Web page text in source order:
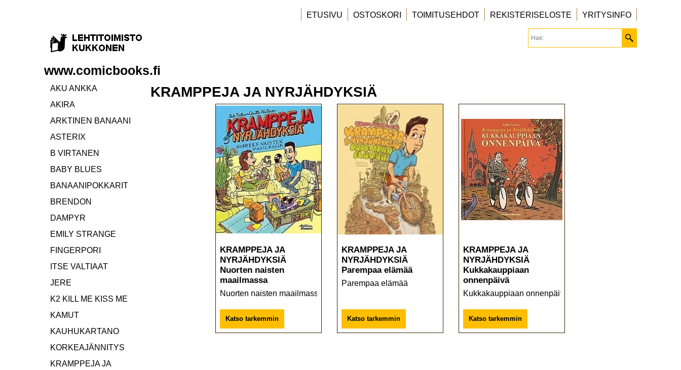
ETUSIVU OSTOSKORI TOIMITUSEHDOT REKISTERISELOSTE YRITYSINFO
www.comicbooks.fi
AKU ANKKA
AKIRA
ARKTINEN BANAANI
ASTERIX
B VIRTANEN
BABY BLUES
BANAANIPOKKARIT
BRENDON
DAMPYR
EMILY STRANGE
FINGERPORI
ITSE VALTIAAT
JERE
K2 KILL ME KISS ME
KAMUT
KAUHUKARTANO
KORKEAJÄNNITYS
KRAMPPEJA JA
KRAMPPEJA JA NYRJÄHDYKSIÄ
KRAMPPEJA JA
NYRJÄHDYKSIÄ
Nuorten naisten
maailmassa
Nuorten naisten maailmassa
Katso tarkemmin
KRAMPPEJA JA
NYRJÄHDYKSIÄ
Parempaa elämää
Parempaa elämää
Katso tarkemmin
KRAMPPEJA JA
NYRJÄHDYKSIÄ
Kukkakauppiaan
onnenpäivä
Kukkakauppiaan onnenpäivä
Katso tarkemmin